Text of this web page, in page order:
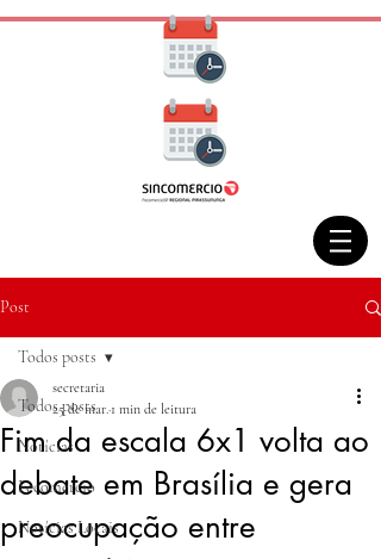
Post
Todos posts
Notícias
Fecomercio
Notícias Locais
Todos posts
Fim da escala 6x1 volta ao
debate em Brasília e gera
preocupação entre
secretaria
25 de mar. 1 min de leitura